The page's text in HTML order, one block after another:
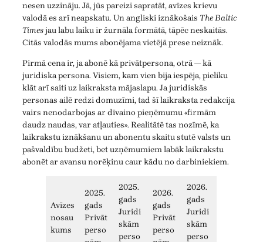
nesen uzzināju. Jā, jūs pareizi sapratāt, avīzes krievu
valodā es arī neapskatu. Un angliski iznākošais The Baltic
Timesjau labu laiku ir žurnāla formātā, tāpēc neskaitās.
Citās valodās mums abonējama vietējā prese neiznāk.
Pirmā cena ir, ja abonē kā privātpersona, otrā — kā
juridiska persona. Visiem, kam vien bija iespēja, pieliku
klāt arī saiti uz laikraksta mājaslapu. Ja juridiskās
personas ailē redzi domuzīmi, tad šī laikraksta redakcija
vairs nenodarbojas ar dīvaino pieņēmumu «firmām
daudz naudas, var atļauties». Realitātē tas nozīmē, ka
laikrakstu iznākšanu un abonentu skaitu stutē valsts un
pašvaldību budžeti, bet uzņēmumiem labāk laikrakstu
abonēt ar avansu norēķinu caur kādu no darbiniekiem.
Avīzes
nosau
kums
2025.
gads
Privāt
perso
2025.
gads
Juridi
skām
perso
2026.
gads
Privāt
perso
2026.
gads
Juridi
skām
perso